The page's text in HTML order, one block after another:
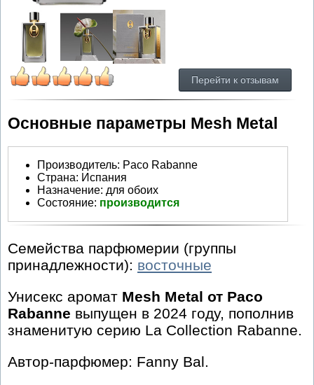
Перейти к отзывам
Основные параметры Mesh Metal
Производитель: Paco Rabanne
Страна: Испания
Назначение: для обоих
Состояние: производится
Семейства парфюмерии (группы
принадлежности): восточные
Унисекс аромат Mesh Metal от Paco
Rabanne выпущен в 2024 году, пополнив
знаменитую серию La Collection Rabanne.
Автор-парфюмер: Fanny Bal.